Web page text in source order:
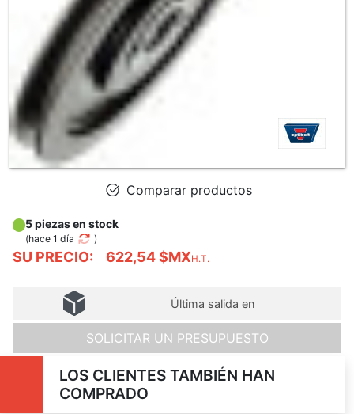
Comparar productos
SU PRECIO: 622,54 $MXH.T.
5 piezas en stock
(hace 1 día )
Última salida en
SOLICITAR UN PRESUPUESTO
LOS CLIENTES TAMBIÉN HAN
COMPRADO